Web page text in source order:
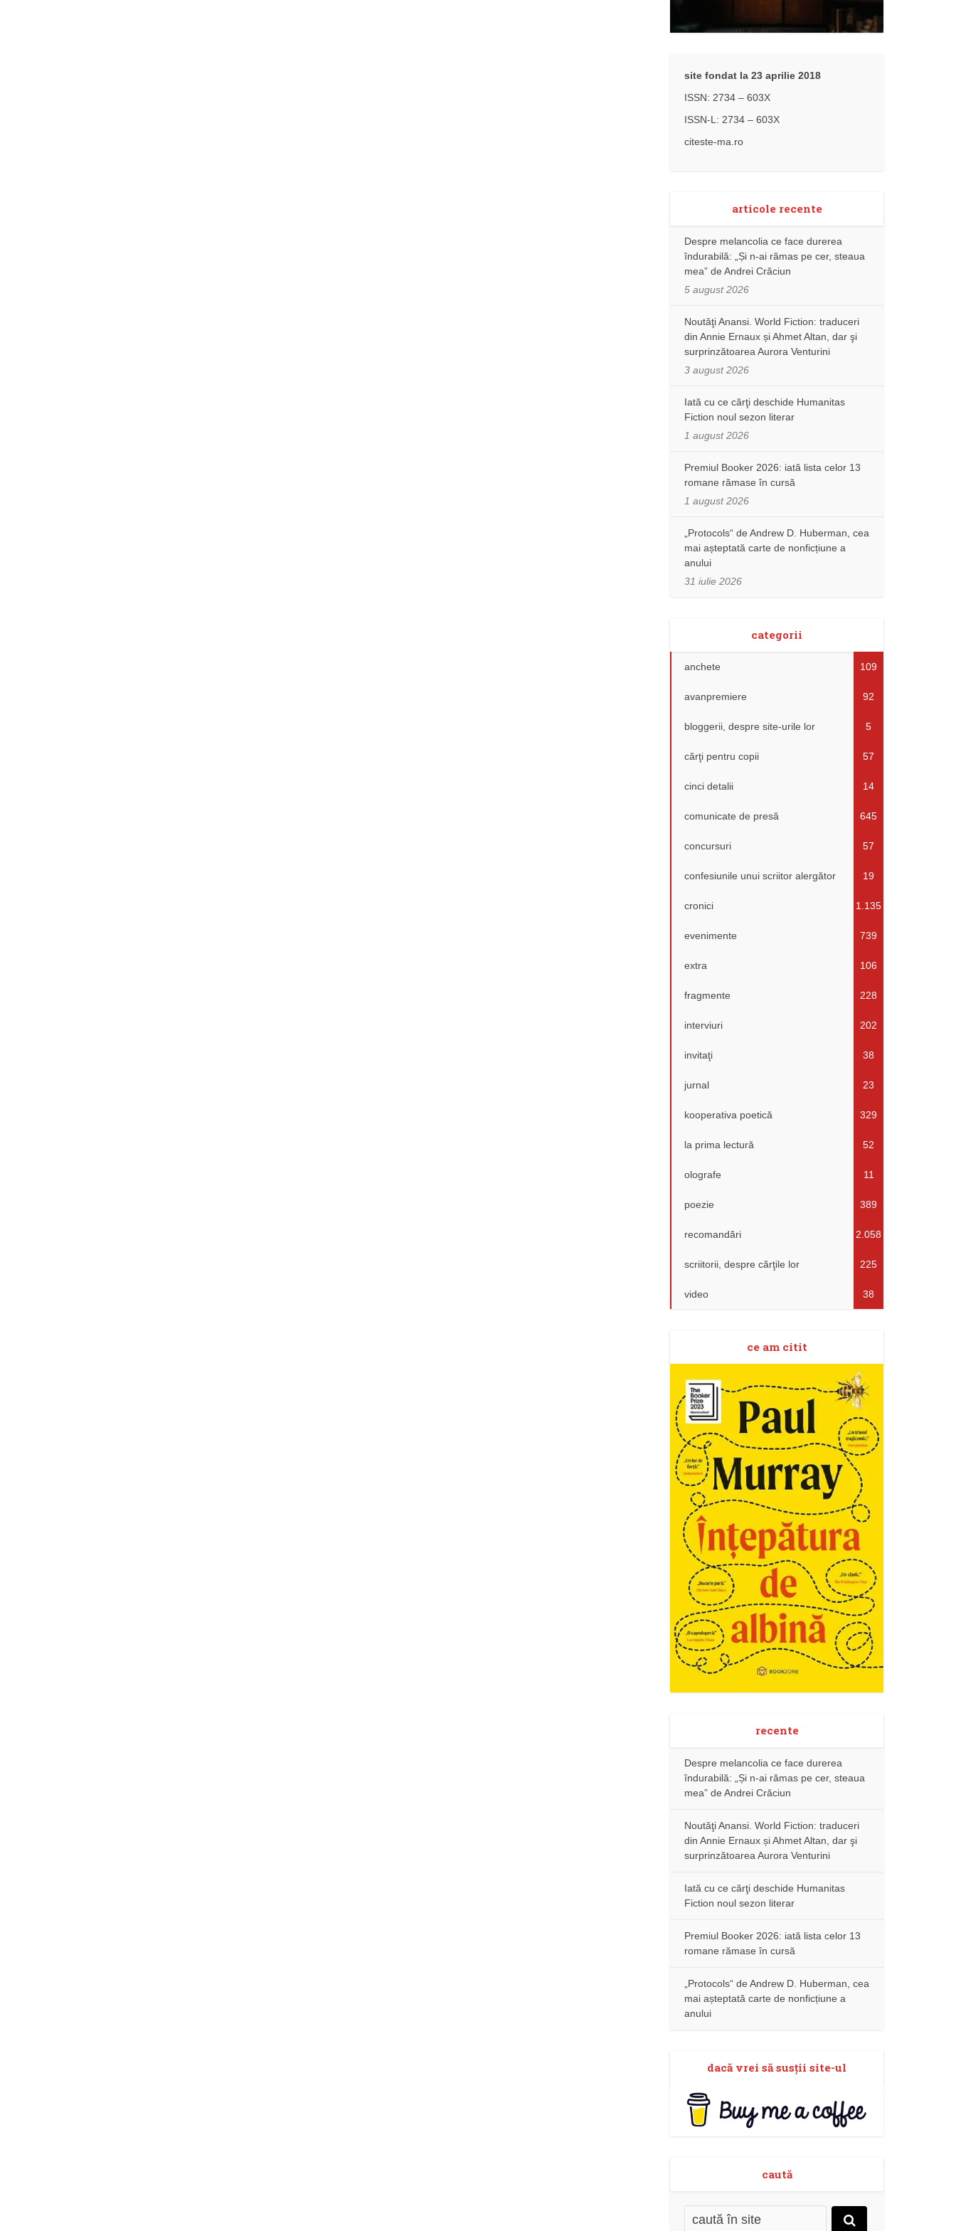
site fondat la 23 aprilie 2018
ISSN: 2734 – 603X
ISSN-L: 2734 – 603X
citeste-ma.ro
articole recente
Despre melancolia ce face durerea
îndurabilă: „Și n-ai rămas pe cer, steaua
mea” de Andrei Crăciun
5 august 2026
Noutăţi Anansi. World Fiction: traduceri
din Annie Ernaux și Ahmet Altan, dar şi
surprinzătoarea Aurora Venturini
3 august 2026
Iată cu ce cărţi deschide Humanitas
Fiction noul sezon literar
1 august 2026
Premiul Booker 2026: iată lista celor 13
romane rămase în cursă
1 august 2026
„Protocols“ de Andrew D. Huberman, cea
mai așteptată carte de nonficțiune a
anului
31 iulie 2026
categorii
anchete 109
avanpremiere 92
bloggerii, despre site-urile lor 5
cărţi pentru copii 57
cinci detalii 14
comunicate de presă 645
concursuri 57
confesiunile unui scriitor alergător 19
cronici 1.135
evenimente 739
extra 106
fragmente 228
interviuri 202
invitaţi 38
jurnal 23
kooperativa poetică 329
la prima lectură 52
olografe 11
poezie 389
recomandări 2.058
scriitorii, despre cărţile lor 225
video 38
ce am citit
recente
Despre melancolia ce face durerea
îndurabilă: „Și n-ai rămas pe cer, steaua
mea” de Andrei Crăciun
Noutăţi Anansi. World Fiction: traduceri
din Annie Ernaux și Ahmet Altan, dar şi
surprinzătoarea Aurora Venturini
Iată cu ce cărţi deschide Humanitas
Fiction noul sezon literar
Premiul Booker 2026: iată lista celor 13
romane rămase în cursă
„Protocols“ de Andrew D. Huberman, cea
mai așteptată carte de nonficțiune a
anului
dacă vrei să susţii site-ul
caută